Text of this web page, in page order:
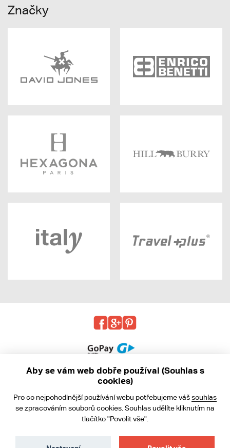
Značky
Obchodní podmínky
Ochrana osobních údajů
Aby se vám web dobře používal (Souhlas s
cookies)
Pro co nejpohodlnější používání webu potřebujeme vášsouhlas
se zpracováním souborů cookies. Souhlas udělíte kliknutím na
tlačítko "Povolit vše".